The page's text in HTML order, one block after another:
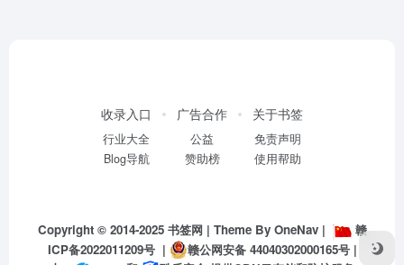
收录入口
行业大全
Blog导航
广告合作
公益
赞助榜
关于书签
免责声明
使用帮助
Copyright © 2014-2025 书签网 | Theme By OneNav|
赣
ICP备2022011209号| 赣公网安备 44040302000165号|